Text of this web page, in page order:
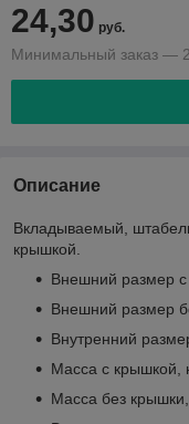
24,30 руб.
Минимальный заказ —
Описание
Вкладываемый,
крышкой.
Внешний размер
Внешний размер
Внутренний
Масса с крышкой,
Масса без